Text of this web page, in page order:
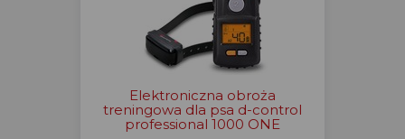
Elektroniczna obroża
treningowa dla psa d-control
professional 1000 ONE